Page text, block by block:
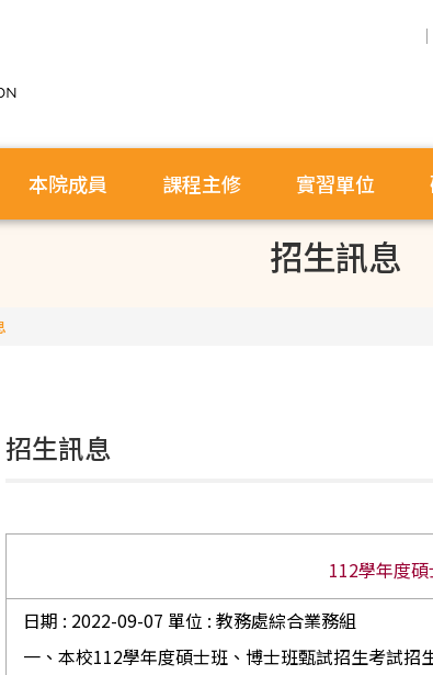
本院成員 課程主修 實習單位
招生訊息
招生訊息
112學年度
日期 : 2022-09-07 單位 : 教務處綜合業務組
一、本校112學年度碩士班、博士班甄試招生考試招